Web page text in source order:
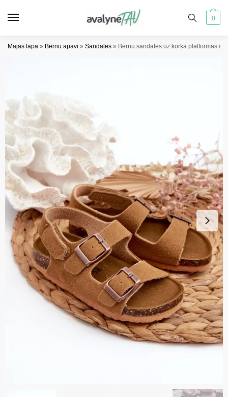
0
Mājas lapa » Bērnu apavi » Sandales » Bērnu sandales uz korķa platformas